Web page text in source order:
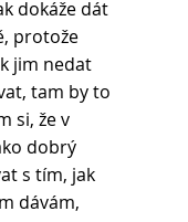
dokáže dát
protože
jim nedat
tam by to
si, že v
dobrý
s tím, jak
dávám,